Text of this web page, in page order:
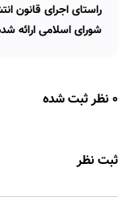
راستای اجرای قانون
شورای اسلامی ارائه
0 نظر ثبت شده
ثبت نظر